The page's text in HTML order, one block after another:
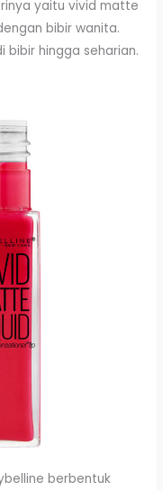
yaitu vivid matte
bibir wanita.
bibir hingga seharian.
berbentuk